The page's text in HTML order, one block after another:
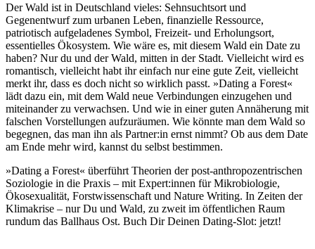
Der Wald ist in Deutschland vieles: Sehnsuchtsort und
Gegenentwurf zum urbanen Leben, finanzielle Ressource,
patriotisch aufgeladenes Symbol, Freizeit- und Erholungsort,
essentielles Ökosystem. Wie wäre es, mit diesem Wald ein Date zu
haben? Nur du und der Wald, mitten in der Stadt. Vielleicht wird es
romantisch, vielleicht habt ihr einfach nur eine gute Zeit, vielleicht
merkt ihr, dass es doch nicht so wirklich passt. »Dating a Forest«
lädt dazu ein, mit dem Wald neue Verbindungen einzugehen und
miteinander zu verwachsen. Und wie in einer guten Annäherung mit
falschen Vorstellungen aufzuräumen. Wie könnte man dem Wald so
begegnen, das man ihn als Partner:in ernst nimmt? Ob aus dem Date
am Ende mehr wird, kannst du selbst bestimmen.
»Dating a Forest« überführt Theorien der post-anthropozentrischen
Soziologie in die Praxis – mit Expert:innen für Mikrobiologie,
Ökosexualität, Forstwissenschaft und Nature Writing. In Zeiten der
Klimakrise – nur Du und Wald, zu zweit im öffentlichen Raum
rundum das Ballhaus Ost. Buch Dir Deinen Dating-Slot: jetzt!